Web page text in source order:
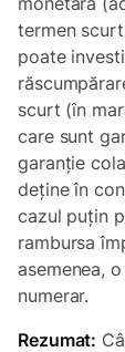
termen
poate
scurt (în
care sunt
garanție
deține în
cazul puțin
rambursa
asemenea,
numerar.
Rezumat: